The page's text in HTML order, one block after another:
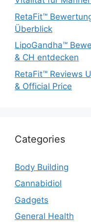
RetaFit™
Überblick
LipoGandha™
& CH entdecken
RetaFit™ Reviews
& Official Price
Categories
Body Building
Cannabidiol
Gadgets
General Health